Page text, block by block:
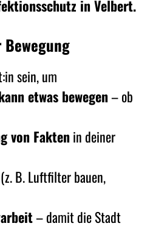
inVelbert.
Bewegung
sein, um
etwas bewegen– ob
von Faktenin deiner
B. Luftfilter bauen,
– damit die Stadt